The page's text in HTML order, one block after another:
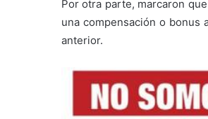
Por otra parte, marcaron
una compensación o bonus
anterior.